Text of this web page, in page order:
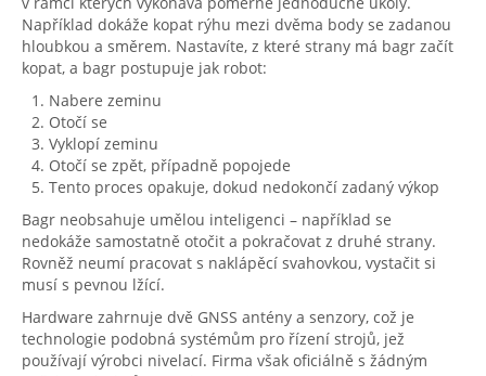
Například dokáže kopat rýhu mezi dvěma body se zadanou
hloubkou a směrem. Nastavíte, z které strany má bagr začít
kopat, a bagr postupuje jak robot:
Nabere zeminu
Otočí se
Vyklopí zeminu
Otočí se zpět, případně popojede
Tento proces opakuje, dokud nedokončí zadaný výkop
Bagr neobsahuje umělou inteligenci – například se
nedokáže samostatně otočit a pokračovat z druhé strany.
Rovněž neumí pracovat s naklápěcí svahovkou, vystačit si
musí s pevnou lžící.
Hardware zahrnuje dvě GNSS antény a senzory, což je
technologie podobná systémům pro řízení strojů, jež
používají výrobci nivelací. Firma však oficiálně s žádným